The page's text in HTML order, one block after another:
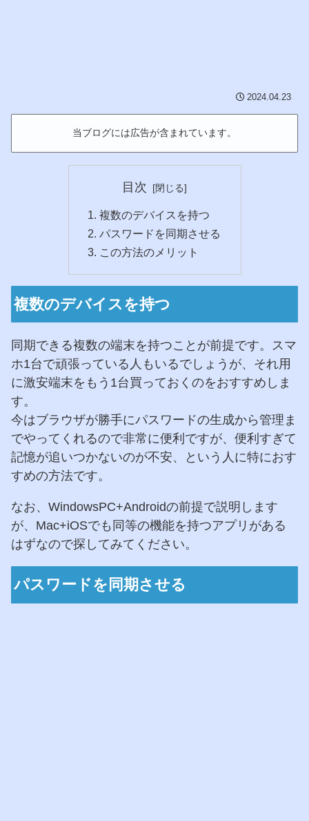
2024.04.23
当ブログには広告が含まれています。
目次
複数のデバイスを持つ
パスワードを同期させる
この方法のメリット
複数のデバイスを持つ
同期できる複数の端末を持つことが前提です。スマ
ホ1台で頑張っている人もいるでしょうが、それ用
に激安端末をもう1台買っておくのをおすすめしま
す。
今はブラウザが勝手にパスワードの生成から管理ま
でやってくれるので非常に便利ですが、便利すぎて
記憶が追いつかないのが不安、という人に特におす
すめの方法です。
なお、WindowsPC+Androidの前提で説明します
が、Mac+iOSでも同等の機能を持つアプリがある
はずなので探してみてください。
パスワードを同期させる